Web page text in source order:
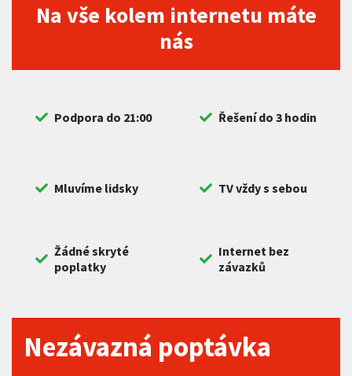
Na vše kolem internetu máte
nás
Podpora do 21:00 Řešení do 3 hodin
Mluvíme lidsky TV vždy s sebou
Žádné skryté
poplatky
Internet bez
závazků
Nezávazná poptávka